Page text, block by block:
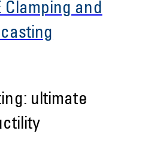
Clamping and
ultimate